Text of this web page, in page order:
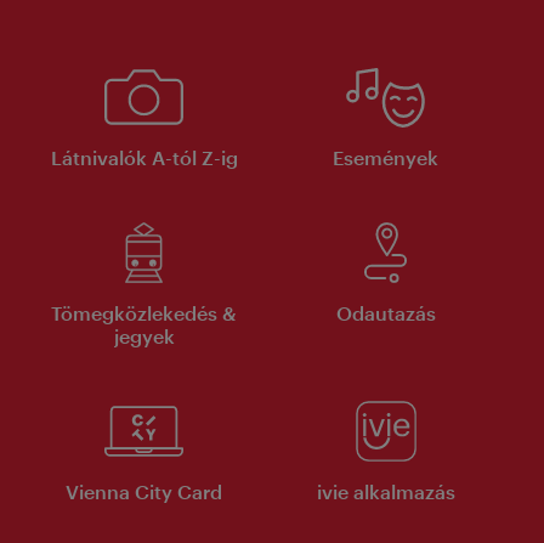
Látnivalók A-tól Z-ig Események
Tömegközlekedés &
jegyek
Odautazás
Vienna City Card ivie alkalmazás